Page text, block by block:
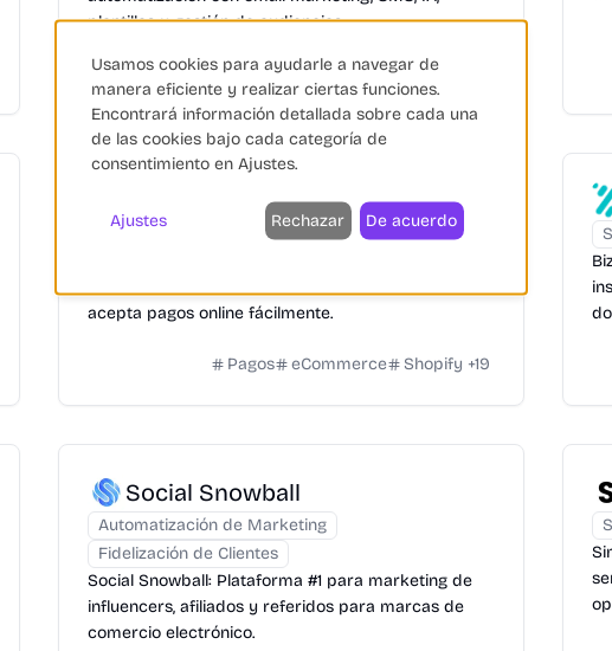
plantillas y gestión de audiencias.
Squarespace Pagos Fidelización
Soluciones de Pago
acepta pagos online fácilmente.
Pagos eCommerce Shopify +19
Social Snowball
Automatización de Marketing
Fidelización de Clientes
Social Snowball: Plataforma #1 para marketing de
influencers, afiliados y referidos para marcas de
comercio electrónico.
Usamos cookies para ayudarle a navegar de
manera eficiente y realizar ciertas funciones.
Encontrará información detallada sobre cada una
de las cookies bajo cada categoría de
consentimiento en Ajustes.
Ajustes Rechazar De acuerdo